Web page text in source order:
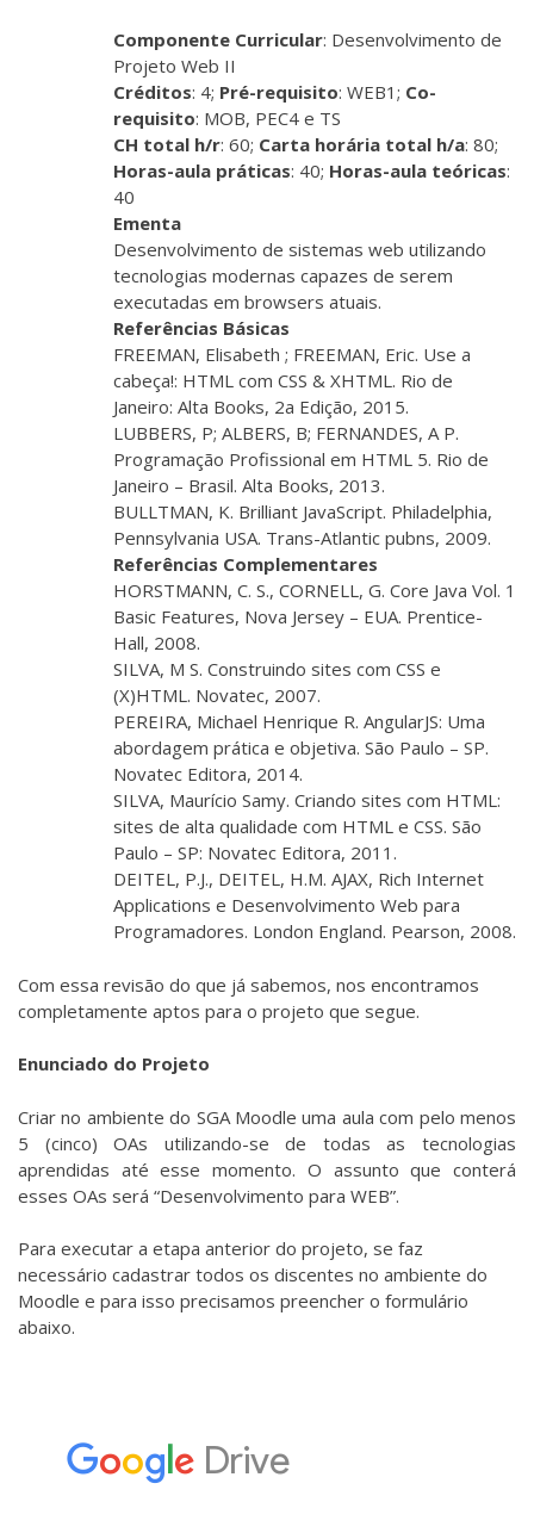
Componente Curricular: Desenvolvimento de
Projeto Web II
Créditos: 4; Pré-requisito: WEB1; Co-
requisito: MOB, PEC4 e TS
CH total h/r: 60; Carta horária total h/a: 80;
Horas-aula práticas: 40; Horas-aula teóricas:
40
Ementa
Desenvolvimento de sistemas web utilizando
tecnologias modernas capazes de serem
executadas em browsers atuais.
Referências Básicas
FREEMAN, Elisabeth ; FREEMAN, Eric. Use a
cabeça!: HTML com CSS & XHTML. Rio de
Janeiro: Alta Books, 2a Edição, 2015.
LUBBERS, P; ALBERS, B; FERNANDES, A P.
Programação Profissional em HTML 5. Rio de
Janeiro – Brasil. Alta Books, 2013.
BULLTMAN, K. Brilliant JavaScript. Philadelphia,
Pennsylvania USA. Trans-Atlantic pubns, 2009.
Referências Complementares
HORSTMANN, C. S., CORNELL, G. Core Java Vol. 1
Basic Features, Nova Jersey – EUA. Prentice-
Hall, 2008.
SILVA, M S. Construindo sites com CSS e
(X)HTML. Novatec, 2007.
PEREIRA, Michael Henrique R. AngularJS: Uma
abordagem prática e objetiva. São Paulo – SP.
Novatec Editora, 2014.
SILVA, Maurício Samy. Criando sites com HTML:
sites de alta qualidade com HTML e CSS. São
Paulo – SP: Novatec Editora, 2011.
DEITEL, P.J., DEITEL, H.M. AJAX, Rich Internet
Applications e Desenvolvimento Web para
Programadores. London England. Pearson, 2008.
Com essa revisão do que já sabemos, nos encontramos
completamente aptos para o projeto que segue.
Enunciado do Projeto
Criar no ambiente do SGA Moodle uma aula com pelo menos
5 (cinco) OAs utilizando-se de todas as tecnologias
aprendidas até esse momento. O assunto que conterá
esses OAs será “Desenvolvimento para WEB”.
Para executar a etapa anterior do projeto, se faz
necessário cadastrar todos os discentes no ambiente do
Moodle e para isso precisamos preencher o formulário
abaixo.